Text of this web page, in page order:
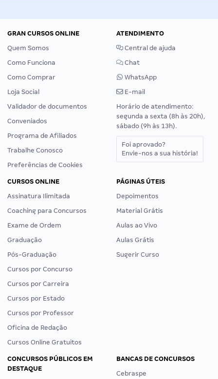
GRAN CURSOS ONLINE
Quem Somos
Como Funciona
Como Comprar
Loja Social
Validador de documentos
Conveniados
Programa de Afiliados
Trabalhe Conosco
Preferências de Cookies
ATENDIMENTO
Central de ajuda
Chat
WhatsApp
E-mail
Horário de atendimento:
segunda a sexta (8h às 20h),
sábado (9h às 13h).
Foi aprovado?
Envie-nos a sua história!
CURSOS ONLINE
Assinatura Ilimitada
Coaching para Concursos
Exame de Ordem
Graduação
Pós-Graduação
Cursos por Concurso
Cursos por Carreira
Cursos por Estado
Cursos por Professor
Oficina de Redação
Cursos Online Gratuitos
PÁGINAS ÚTEIS
Depoimentos
Material Grátis
Aulas ao Vivo
Aulas Grátis
Sugerir Curso
CONCURSOS PÚBLICOS EM
DESTAQUE
BANCAS DE CONCURSOS
Cebraspe